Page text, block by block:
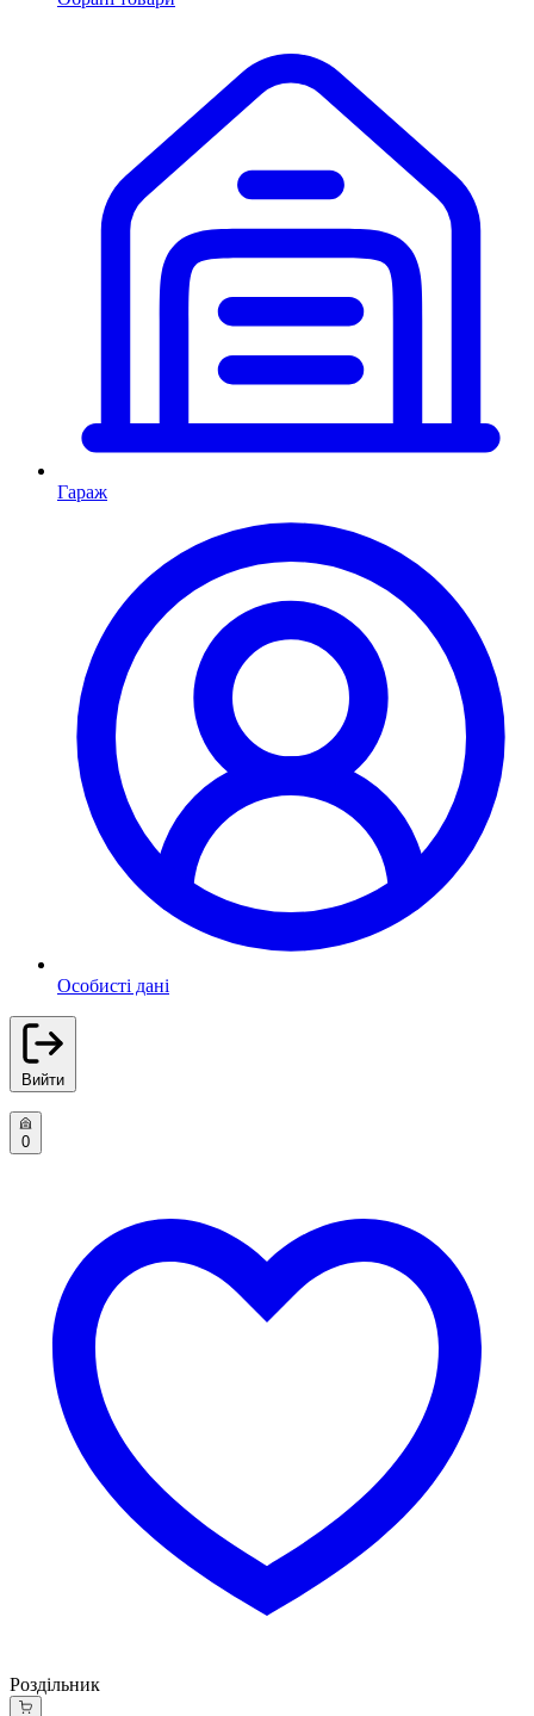
Гараж
Особисті дані
Вийти
0
Роздільник